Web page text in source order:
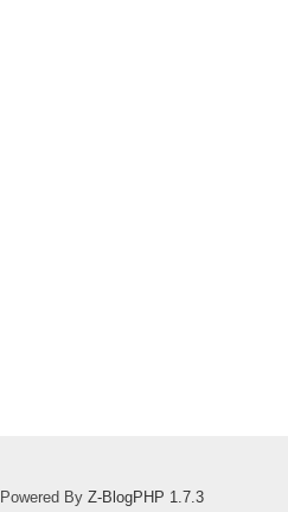
Powered By Z-BlogPHP 1.7.3